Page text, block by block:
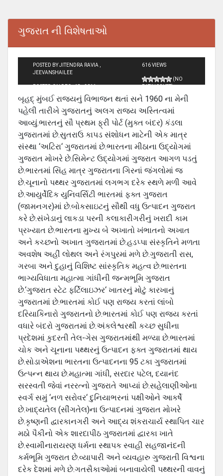
ગુજરાત ની વિશેષતાઓ
POSTED BY JITENDRA RAVIA ,
JEEVANSHAILEE
POSTED ON DEC - 18 - 2011
616 VIEWS
(NO
RATINGS YET)
બૃહદ્ મુંબઈ રાજ્યનું વિભાજન થતાં સને 1960 ના મેની
પહેલી તારીખે ગુજરાતનું અલગ રાજ્ય અસ્તિત્‍વમાં
આવ્‍યું.ભારતનું સૌ પ્રથમ ફ્રી પોર્ટ (મુક્ત બંદર) કંડલા
ગુજરાતમાં છે.સુતરાઉ કાપડ સંશોધન માટેની એક માત્ર
સંસ્‍થા ‘અટિરા‘ ગુજરાતમાં છે.ભારતના મીઠાના ઉદ્યોગમાં
ગુજરાત મોખરે છે.સિમેન્‍ટ ઉદ્યોગમાં ગુજરાત આગળ પડતું
છે.ભારતમાં સિંહ માત્ર ગુજરાતના ગિરનાં જંગલોમાં જ
છે.ચૂનાનો પથ્‍થર ગુજરાતમાં લગભગ દરેક સ્‍થળે મળી આવે
છે.આયુર્વેદિક યુનિવર્સિટી ભારતમાં ફક્ત ગુજરાત
(જામનગર)માં છે.બોકસાઇટનું સૌથી વધુ ઉત્‍પાદન ગુજરાત
કરે છે.સંખેડાનું લાકડા પરની કલાકારીગરીનું ખરાદી કામ
પ્રખ્‍યાત છે.ભારતના મુખ્‍ય બે અખાતો ખંભાતનો અખાત
અને કચ્‍છનો અખાત ગુજરાતમાં છે.હડપ્‍પા સંસ્‍કૃતિને મળતા
અવશેષ અહીં લોથલ અને રંગપુરમાં મળે છે.ગુજરાતી રાસ,
ગરબા અને દુહાનું વિશિષ્‍ટ સાંસ્‍કૃતિક મહત્‍વ છે.ભારતના
ભાગ્‍યવિધાતા મહાત્‍મા ગાંધીની જન્‍મભૂમિ ગુજરાત
છે.‘ગુજરાત સ્‍ટેટ ફર્ટિલાઇઝર‘ ખાતરનું મોટું કારખાનું
ગુજરાતમાં છે.ભારતમાં કોઈ પણ રાજ્ય કરતાં લાંબો
દરિયાકિનારો ગુજરાતનો છે.ભારતમાં કોઈ પણ રાજ્ય કરતાં
વધારે બંદરો ગુજરાતમાં છે.અંકલેશ્વરથી કચ્‍છ સુધીના
પ્રદેશમાં કુદરતી તેલ-ગેસ ગુજરાતમાંથી મળ્યા છે.ભારતમાં
ચોક અને ચૂનાના પથ્‍થરનું ઉત્‍પાદન ફક્ત ગુજરાતમાં થાય
છે.સોડાએશના ભારતના ઉત્‍પાદનના 95 ટકા ગુજરાતમાં
ઉત્‍પન્‍ન થાય છે.મહાત્‍મા ગાંધી, સરદાર પટેલ, દયાનંદ
સરસ્‍વતી જેવાં નરરત્‍નો ગુજરાતે આપ્‍યાં છે.સહેલાણીઓના
સ્‍વર્ગ સમું ‘નળ સરોવર‘ દુનિયાભરનાં પક્ષીઓને આકર્ષે
છે.ખાદ્યતેલ (સીંગતેલ)ના ઉત્‍પાદનમાં ગુજરાત મોખરે
છે.કૃષ્‍ણની દ્વારકાનગરી અને આદ્ય શંકરાચાર્ય સ્‍થાપિત ચાર
મઠો પૈકીનો એક શારદાપીઠ ગુજરાતમાં દ્વારકા ખાતે
છે.સ્‍વામીનારાયરણ ધર્મના સ્‍થાપક સ્‍વાહી સહજાનંદની
કર્મભૂમિ ગુજરાત છે.વ્‍યાપારી અને વ્‍યવહારુ ગુજરાતી વિશ્વના
દરેક દેશમાં મળે છે.ગતસૈકાઓમાં બનાવાયેલી પથ્‍થરની વાવનું